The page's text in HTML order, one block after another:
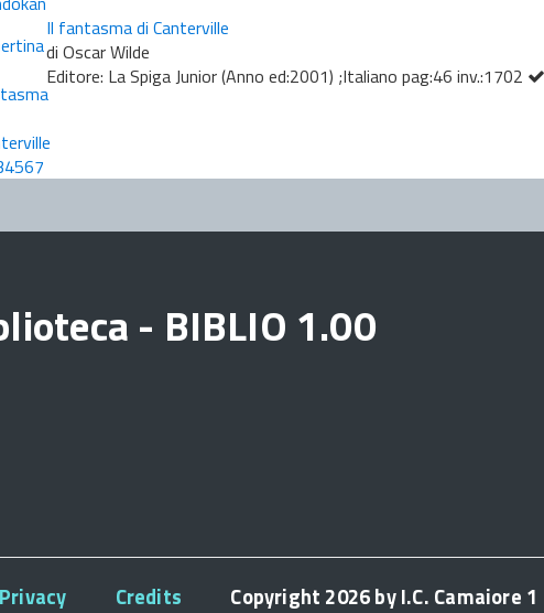
Il fantasma di Canterville
di Oscar Wilde
Editore: La Spiga Junior (Anno ed:2001) ;Italiano pag:46 inv.:1702
4567
- BIBLIO 1.00
Privacy Credits Copyright 2026 by I.C. Camaiore 1